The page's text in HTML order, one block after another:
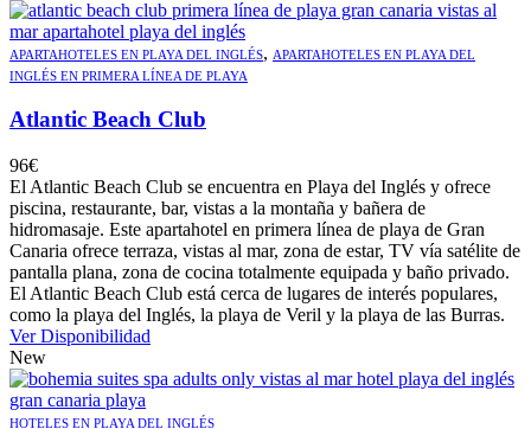
APARTAHOTELES EN PLAYA DEL INGLÉS, APARTAHOTELES EN PLAYA DEL
INGLÉS EN PRIMERA LÍNEA DE PLAYA
Atlantic Beach Club
96€
El Atlantic Beach Club se encuentra en Playa del Inglés y ofrece
piscina, restaurante, bar, vistas a la montaña y bañera de
hidromasaje. Este apartahotel en primera línea de playa de Gran
Canaria ofrece terraza, vistas al mar, zona de estar, TV vía satélite de
pantalla plana, zona de cocina totalmente equipada y baño privado.
El Atlantic Beach Club está cerca de lugares de interés populares,
como la playa del Inglés, la playa de Veril y la playa de las Burras.
Ver Disponibilidad
New
HOTELES EN PLAYA DEL INGLÉS